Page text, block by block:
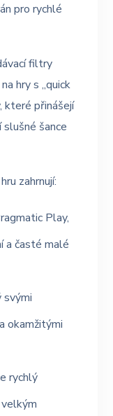
pro rychlé
filtry
hry s „quick
které přinášejí
šance
zahrnují:
Play,
a časté malé
svými
okamžitými
rychlý